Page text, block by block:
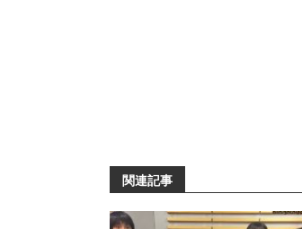
関連記事